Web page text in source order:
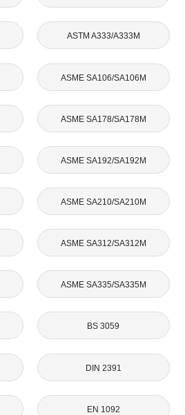
ASTM A333/A333M
ASME SA106/SA106M
ASME SA178/SA178M
ASME SA192/SA192M
ASME SA210/SA210M
ASME SA312/SA312M
ASME SA335/SA335M
BS 3059
DIN 2391
EN 1092